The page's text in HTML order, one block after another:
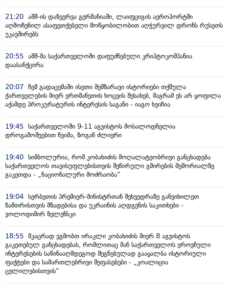
21:20 აშშ-ის დაზვერვა გერმანიაში, ლაიფციგის აეროპორტში
აღმოჩენილ ასაფეთქებელი მოწყობილობით აღჭურვილ დრონს რუსეთს
უკავშირებს
20:55 აშშ-მა საქართველოში დაფუძნებული კრიპტოკომპანია
დაასანქცირა
20:07 ჩემ გადაცემაში ისეთი შემზარავი ისტორიები თქმულა
ქართველების მიერ ერთმანეთის ხოცვის შესახებ, მაგრამ ეს არ ყოფილა
აქამდე პროკურატურის ინტერესის საგანი - იაგო ხვიჩია
19:45 საქართველოში 9-11 აგვისტოს მოსალოდნელია
დროგამოშვებით წვიმა, ზოგან ძლიერი
19:40 სიმბოლურია, რომ კობახიძის მოღალატეობრივი განცხადება
საქართველოს თავისუფლებისთვის შეწირული გმირების მემორიალზე
გაკეთდა - „ნაციონალური მოძრაობა“
19:04 სერბეთის პრემიერ-მინისტრთან შეხვედრაზე განვიხილეთ
ზამთრისთვის მზადებისა და უკრაინის აღდგენის საკითხები -
ვოლოდიმირ ზელენსკი
18:55 მკაცრად ვგმობთ ირაკლი კობახიძის მიერ 8 აგვისტოს
გაკეთებულ განცხადებას, რომლითაც მან საქართველოს ეროვნული
ინტერესების საწინააღმდეგოდ შეგნებულად გააყალბა ისტორიული
ფაქტები და სამართლებრივი შეფასებები - „კოალიცია
ცვლილებისთვის“